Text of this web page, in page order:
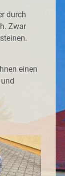
durch
Zwar
einen